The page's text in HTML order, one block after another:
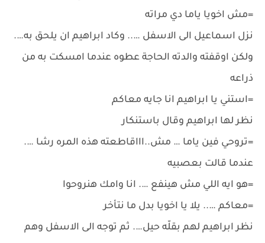
=مش اخويا ياما دي مراته
نزل اسماعيل الى الاسفل ….. وكاد ابراهيم ان يلحق به….
ولكن اوقفته والدته الحاجة عطوه عندما امسكت به من
ذراعه
=استني يا ابراهيم انا جايه معاكم
نظر لها ابراهيم وقال باستنكار
=تروحي فين ياما … مش..اااقاطعته هذه المره رشا ….
عندما قالت بعصبيه
=هو ايه اللي مش هينفع …. انا وامك هنروحوا
=معاكم ….. يلا يا اخويا بدل ما نتأخر
نظر ابراهيم لهم بقلّه حيل…. ثم توجه الى الاسفل وهم